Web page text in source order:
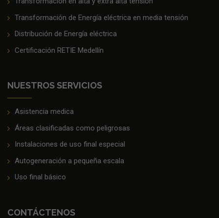
Transformación de Energía eléctrica en media tensión
Distribución de Energía eléctrica
Certificación RETIE Medellín
NUESTROS SERVICIOS
Asistencia medica
Áreas clasificadas como peligrosas
Instalaciones de uso final especial
Autogeneración a pequeña escala
Uso final básico
CONTÁCTENOS